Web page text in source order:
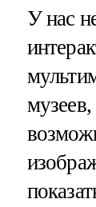
У нас